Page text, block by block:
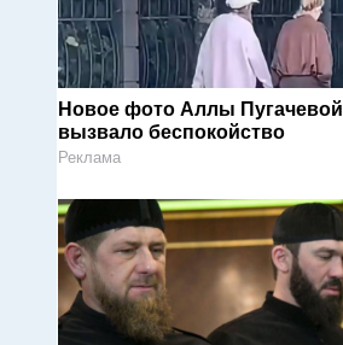
Новое фото Аллы Пугачевой
вызвало беспокойство
Реклама